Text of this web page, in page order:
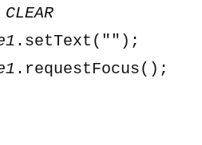
CLEAR
.requestFocus();